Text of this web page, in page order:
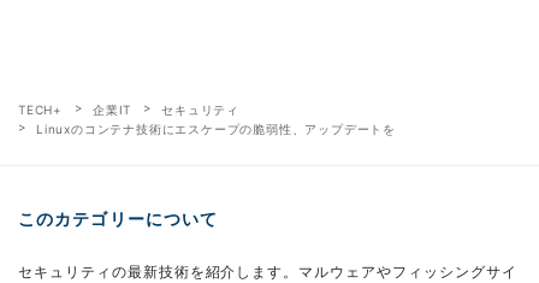
TECH+ 企業IT
セキュリティ
Linuxのコンテナ技術にエスケープの脆弱性、アップデートを
このカテゴリーについて
セキュリティの最新技術を紹介します。マルウェアやフィッシングサイ